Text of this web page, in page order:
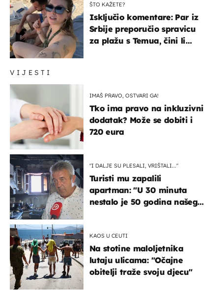
VIJESTI
IMAŠ PRAVO, OSTVARI GA!
Tko ima pravo na inkluzivni
dodatak? Može se dobiti i
720 eura
"I DALJE SU PLESALI, VRIŠTALI..."
Turisti mu zapalili
apartman: "U 30 minuta
nestalo je 50 godina našeg
KAOS U CEUTI
Na stotine maloljetnika
lutaju ulicama: "Očajne
obitelji traže svoju djecu"
ŠTO KAŽETE?
Isključio komentare: Par iz
Srbije preporučio spravicu
za plažu s Temua, čini li